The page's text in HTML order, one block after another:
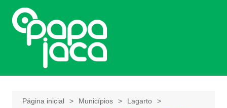
para
conteúdo
Página inicial Municípios
Lagarto